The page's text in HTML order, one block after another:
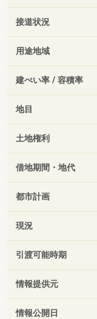
接道状況
用途地域
建ぺい率 / 容積率
地目
土地権利
借地期間・地代
都市計画
現況
引渡可能時期
情報提供元
情報公開日